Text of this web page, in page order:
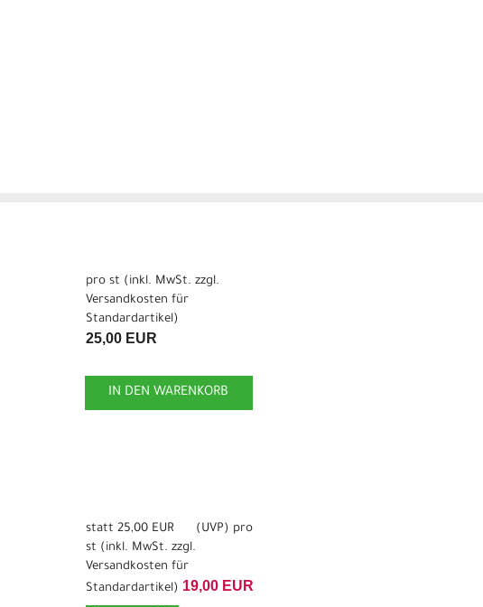
pro st (inkl. MwSt. zzgl.
Versandkosten für
Standardartikel)
25,00 EUR
IN DEN WARENKORB
statt 25,00 EUR ( UVP ) pro
st (inkl. MwSt. zzgl.
Versandkosten für
Standardartikel) 19,00 EUR